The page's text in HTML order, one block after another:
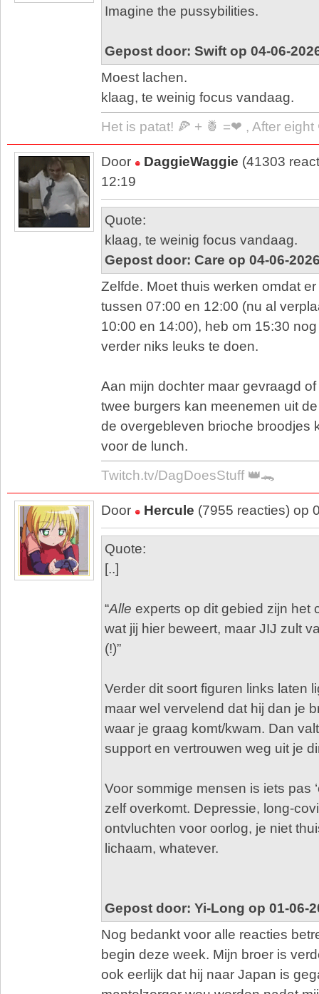
Imagine the pussybilities.
Gepost door: Swift op 04-06-
Moest lachen.
klaag, te weinig focus vandaag.
Het is patat! 🍕 + 🍍 =❤ , After
Door DaggieWaggie (41303
12:19
Quote:
klaag, te weinig focus vandaag.
Gepost door: Care op 04-06-
Zelfde. Moet thuis werken omdat
tussen 07:00 en 12:00 (nu al
10:00 en 14:00), heb om 15:30
verder niks leuks te doen.
Aan mijn dochter maar gevraagd
twee burgers kan meenemen uit
de overgebleven brioche broodjes
voor de lunch.
Twitch.tv/DagDoesStuff 👑🐊
Door Hercule (7955 reacties) op
Quote:
[..]
“Alle experts op dit gebied zijn het
wat jij hier beweert, maar JIJ zult
(!)”
Verder dit soort figuren links laten
maar wel vervelend dat hij dan je
waar je graag komt/kwam. Dan
support en vertrouwen weg uit je
Voor sommige mensen is iets pas
zelf overkomt. Depressie, long-
ontvluchten voor oorlog, je niet
lichaam, whatever.
Gepost door: Yi-Long op 01-06-
Nog bedankt voor alle reacties
begin deze week. Mijn broer is
ook eerlijk dat hij naar Japan is